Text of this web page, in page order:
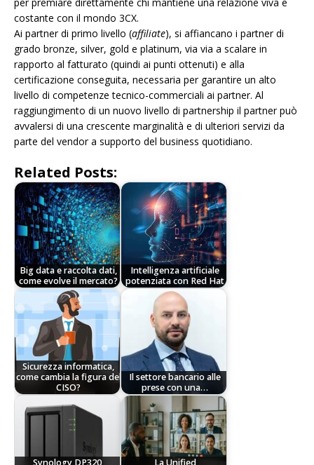
costante con il mondo 3CX.
Ai partner di primo livello (affiliate), si affiancano i partner di
grado bronze, silver, gold e platinum, via via a scalare in
rapporto al fatturato (quindi ai punti ottenuti) e alla
certificazione conseguita, necessaria per garantire un alto
livello di competenze tecnico-commerciali ai partner. Al
raggiungimento di un nuovo livello di partnership il partner può
avvalersi di una crescente marginalità e di ulteriori servizi da
parte del vendor a supporto del business quotidiano.
Related Posts:
Big data e raccolta dati,
come evolve il mercato?
Intelligenza artificiale
potenziata con Red Hat
Sicurezza informatica,
come cambia la figura del
CISO?
Il settore bancario alle
prese con una…